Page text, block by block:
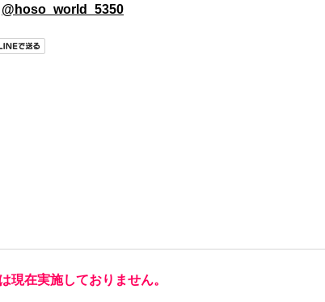
@hoso_world_5350
現在実施しておりません。